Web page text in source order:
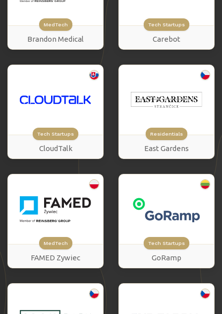
MedTech
Brandon Medical
Tech Startups
Carebot
Tech Startups
CloudTalk
Residentials
East Gardens
MedTech
FAMED Zywiec
Tech Startups
GoRamp